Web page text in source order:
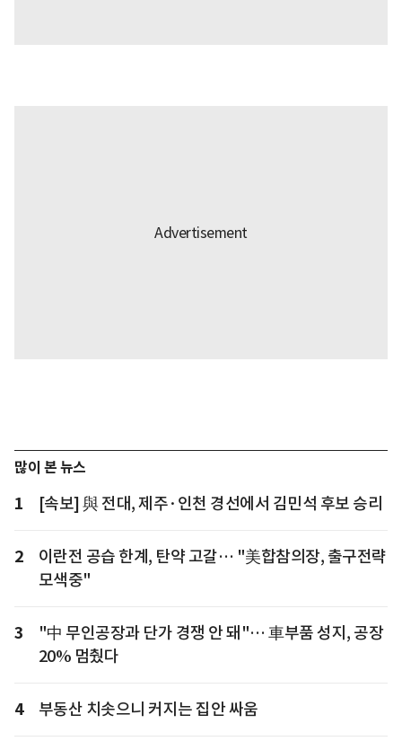
많이 본 뉴스
1 [속보] 與 전대, 제주·인천 경선에서 김민석 후보 승리
2
이란전 공습 한계, 탄약 고갈… "美합참의장, 출구전략
모색중"
3
"中 무인공장과 단가 경쟁 안 돼"… 車부품 성지, 공장
20% 멈췄다
4 부동산 치솟으니 커지는 집안 싸움